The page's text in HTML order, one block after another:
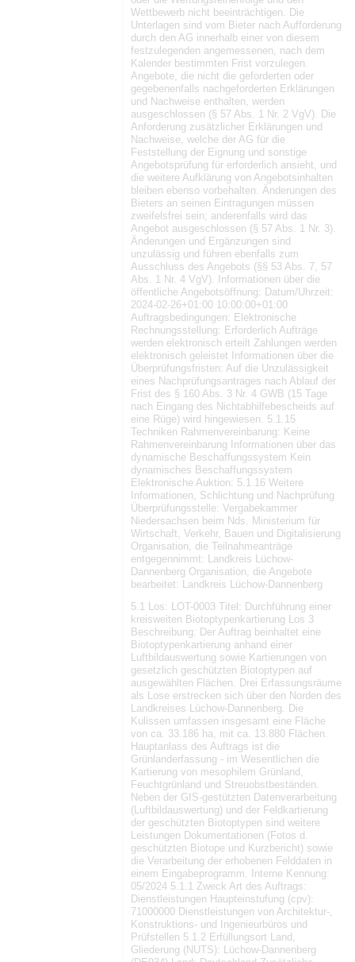
Wettbewerb nicht beeinträchtigen. Die
Unterlagen sind vom Bieter nach Aufforderung
durch den AG innerhalb einer von diesem
festzulegenden angemessenen, nach dem
Kalender bestimmten Frist vorzulegen.
Angebote, die nicht die geforderten oder
gegebenenfalls nachgeforderten Erklärungen
und Nachweise enthalten, werden
ausgeschlossen (§ 57 Abs. 1 Nr. 2 VgV). Die
Anforderung zusätzlicher Erklärungen und
Nachweise, welche der AG für die
Feststellung der Eignung und sonstige
Angebotsprüfung für erforderlich ansieht, und
die weitere Aufklärung von Angebotsinhalten
bleiben ebenso vorbehalten. Änderungen des
Bieters an seinen Eintragungen müssen
zweifelsfrei sein; anderenfalls wird das
Angebot ausgeschlossen (§ 57 Abs. 1 Nr. 3).
Änderungen und Ergänzungen sind
unzulässig und führen ebenfalls zum
Ausschluss des Angebots (§§ 53 Abs. 7, 57
Abs. 1 Nr. 4 VgV). Informationen über die
öffentliche Angebotsöffnung: Datum/Uhrzeit:
2024-02-26+01:00 10:00:00+01:00
Auftragsbedingungen: Elektronische
Rechnungsstellung: Erforderlich Aufträge
werden elektronisch erteilt Zahlungen werden
elektronisch geleistet Informationen über die
Überprüfungsfristen: Auf die Unzulässigkeit
eines Nachprüfungsantrages nach Ablauf der
Frist des § 160 Abs. 3 Nr. 4 GWB (15 Tage
nach Eingang des Nichtabhilfebescheids auf
eine Rüge) wird hingewiesen. 5.1.15
Techniken Rahmenvereinbarung: Keine
Rahmenvereinbarung Informationen über das
dynamische Beschaffungssystem Kein
dynamisches Beschaffungssystem
Elektronische Auktion: 5.1.16 Weitere
Informationen, Schlichtung und Nachprüfung
Überprüfungsstelle: Vergabekammer
Niedersachsen beim Nds. Ministerium für
Wirtschaft, Verkehr, Bauen und Digitalisierung
Organisation, die Teilnahmeanträge
entgegennimmt: Landkreis Lüchow-
Dannenberg Organisation, die Angebote
bearbeitet: Landkreis Lüchow-Dannenberg
5.1 Los: LOT-0003 Titel: Durchführung einer
kreisweiten Biotoptypenkartierung Los 3
Beschreibung: Der Auftrag beinhaltet eine
Biotoptypenkartierung anhand einer
Luftbildauswertung sowie Kartierungen von
gesetzlich geschützten Biotoptypen auf
ausgewählten Flächen. Drei Erfassungsräume
als Lose erstrecken sich über den Norden des
Landkreises Lüchow-Dannenberg. Die
Kulissen umfassen insgesamt eine Fläche
von ca. 33.186 ha, mit ca. 13.880 Flächen.
Hauptanlass des Auftrags ist die
Grünlanderfassung - im Wesentlichen die
Kartierung von mesophilem Grünland,
Feuchtgrünland und Streuobstbeständen.
Neben der GIS-gestützten Datenverarbeitung
(Luftbildauswertung) und der Feldkartierung
der geschützten Biotoptypen sind weitere
Leistungen Dokumentationen (Fotos d.
geschützten Biotope und Kurzbericht) sowie
die Verarbeitung der erhobenen Felddaten in
einem Eingabeprogramm. Interne Kennung:
05/2024 5.1.1 Zweck Art des Auftrags:
Dienstleistungen Haupteinstufung (cpv):
71000000 Dienstleistungen von Architektur-,
Konstruktions- und Ingenieurbüros und
Prüfstellen 5.1.2 Erfüllungsort Land,
Gliederung (NUTS): Lüchow-Dannenberg